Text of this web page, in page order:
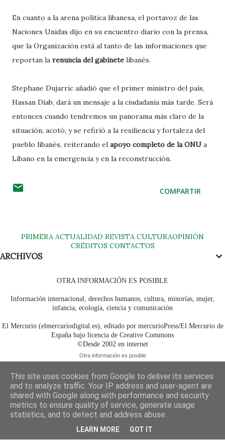
En cuanto a la arena política libanesa, el portavoz de las
Naciones Unidas dijo en su encuentro diario con la prensa,
que la Organización está al tanto de las informaciones que
reportan la renuncia del gabinete libanés.
Stephane Dujarric añadió que el primer ministro del país,
Hassan Diab, dará un mensaje a la ciudadanía más tarde. Será
entonces cuando tendremos un panorama más claro de la
situación, acotó, y se refirió a la resiliencia y fortaleza del
pueblo libanés, reiterando el apoyo completo de la ONU a
Líbano en la emergencia y en la reconstrucción.
COMPARTIR
PRIMERA ACTUALIDAD REVISTA CULTURAOPINIÓN
CRÉDITOSCONTACTOS
ARCHIVOS
OTRA INFORMACIÓN ES POSIBLE
Información internacional, derechos humanos, cultura, minorías, mujer,
infancia, ecología, ciencia y comunicación
El Mercurio (elmercuriodigital.es), editado por mercurioPress/El Mercurio de
España bajo licencia de Creative Commons
©Desde 2002 en internet
Otra información es posible
This site uses cookies from Google to deliver its services
and to analyze traffic. Your IP address and user-agent are
shared with Google along with performance and security
metrics to ensure quality of service, generate usage
statistics, and to detect and address abuse.
LEARN MORE GOT IT